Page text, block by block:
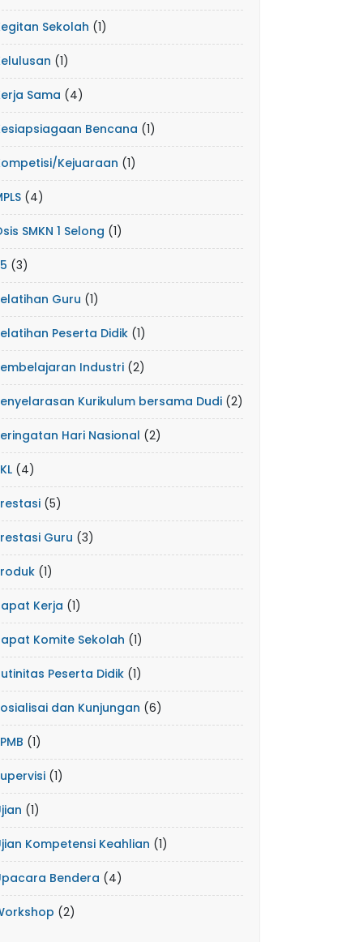
Sekolah (1)
(1)
Sama (4)
Bencana (1)
Kejuaraan (1)
(4)
SMKN 1 Selong (1)
(3)
Guru (1)
Peserta Didik (1)
Industri (2)
Kurikulum bersama Dudi (2)
Hari Nasional (2)
(4)
(5)
Guru (3)
(1)
Kerja (1)
Komite Sekolah (1)
Peserta Didik (1)
dan Kunjungan (6)
(1)
(1)
(1)
Kompetensi Keahlian (1)
Bendera (4)
(2)